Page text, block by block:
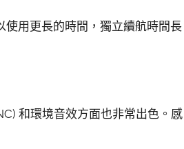
用更長的時間，獨立續航時間長
和環境音效方面也非常出色。感